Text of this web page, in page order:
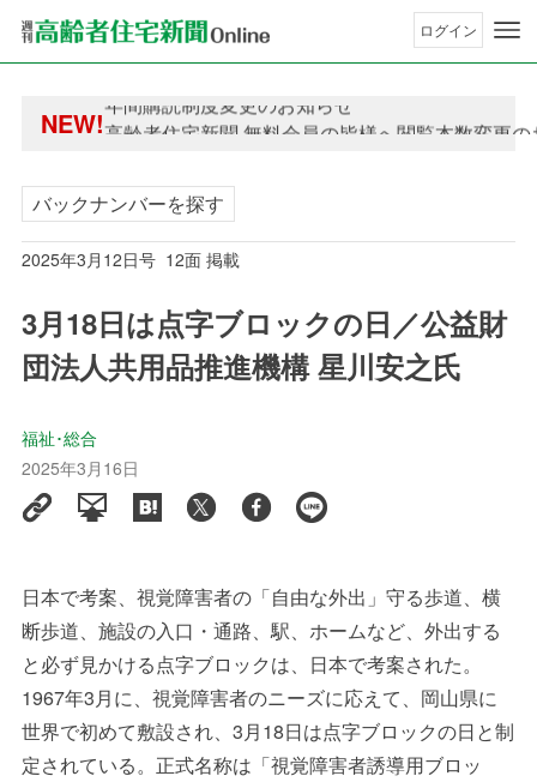
ログイン
NEW!高齢者住宅新聞 無料会員の皆様へ閲覧本数変更
高齢者住宅新聞 無料会員の皆様へ閲覧本数変更
バックナンバーを探す
2025年3月12日号 12面 掲載
3月18日は点字ブロックの日／公益財
団法人共用品推進機構 星川安之氏
福祉･総合
2025年3月16日
日本で考案、視覚障害者の「自由な外出」守る歩道、横
断歩道、施設の入口・通路、駅、ホームなど、外出する
と必ず見かける点字ブロックは、日本で考案された。
1967年3月に、視覚障害者のニーズに応えて、岡山県に
世界で初めて敷設され、3月18日は点字ブロックの日と制
定されている。正式名称は「視覚障害者誘導用ブロッ